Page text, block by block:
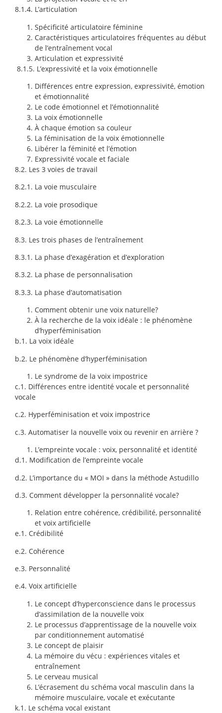
8.1.4. L’articulation
Spécificité articulatoire féminine
Caractéristiques articulatoires fréquentes au début
de l’entraînement vocal
Articulation et expressivité
8.1.5. L’expressivité et la voix émotionnelle
Différences entre expression, expressivité, émotion
et émotionnalité
Le code émotionnel et l’émotionnalité
La voix émotionnelle
À chaque émotion sa couleur
La féminisation de la voix émotionnelle
Libérer la féminité et l’émotion
Expressivité vocale et faciale
8.2. Les 3 voies de travail
8.2.1. La voie musculaire
8.2.2. La voie prosodique
8.2.3. La voie émotionnelle
8.3. Les trois phases de l’entraînement
8.3.1. La phase d’exagération et d’exploration
8.3.2. La phase de personnalisation
8.3.3. La phase d’automatisation
Comment obtenir une voix naturelle?
À la recherche de la voix idéale : le phénomène
d’hyperféminisation
b.1. La voix idéale
b.2. Le phénomène d’hyperféminisation
Le syndrome de la voix impostrice
c.1. Différences entre identité vocale et personnalité
vocale
c.2. Hyperféminisation et voix impostrice
c.3. Automatiser la nouvelle voix ou revenir en arrière ?
L’empreinte vocale : voix, personnalité et identité
d.1. Modification de l’empreinte vocale
d.2. L’importance du « MOI » dans la méthode Astudillo
d.3. Comment développer la personnalité vocale?
Relation entre cohérence, crédibilité, personnalité
et voix artificielle
e.1. Crédibilité
e.2. Cohérence
e.3. Personnalité
e.4. Voix artificielle
Le concept d’hyperconscience dans le processus
d’assimilation de la nouvelle voix
Le processus d’apprentissage de la nouvelle voix
par conditionnement automatisé
Le concept de plaisir
La mémoire du vécu : expériences vitales et
entraînement
Le cerveau musical
L’écrasement du schéma vocal masculin dans la
mémoire musculaire, vocale et exécutante
k.1. Le schéma vocal existant